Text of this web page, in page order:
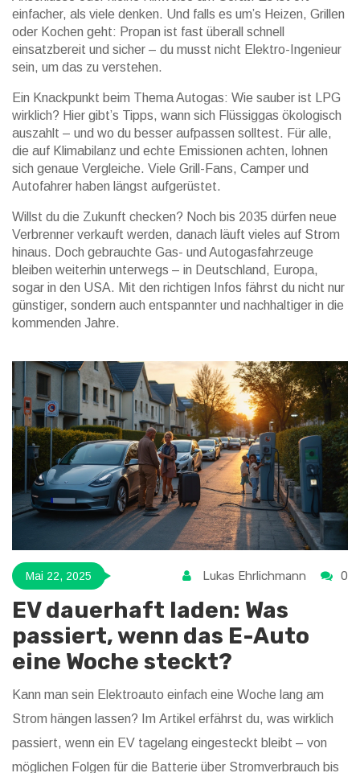
einfacher, als viele denken. Und falls es um’s Heizen, Grillen
oder Kochen geht: Propan ist fast überall schnell
einsatzbereit und sicher – du musst nicht Elektro-Ingenieur
sein, um das zu verstehen.
Ein Knackpunkt beim Thema Autogas: Wie sauber ist LPG
wirklich? Hier gibt’s Tipps, wann sich Flüssiggas ökologisch
auszahlt – und wo du besser aufpassen solltest. Für alle,
die auf Klimabilanz und echte Emissionen achten, lohnen
sich genaue Vergleiche. Viele Grill-Fans, Camper und
Autofahrer haben längst aufgerüstet.
Willst du die Zukunft checken? Noch bis 2035 dürfen neue
Verbrenner verkauft werden, danach läuft vieles auf Strom
hinaus. Doch gebrauchte Gas- und Autogasfahrzeuge
bleiben weiterhin unterwegs – in Deutschland, Europa,
sogar in den USA. Mit den richtigen Infos fährst du nicht nur
günstiger, sondern auch entspannter und nachhaltiger in die
kommenden Jahre.
Mai 22, 2025 Lukas Ehrlichmann 0
EV dauerhaft laden: Was
passiert, wenn das E-Auto
eine Woche steckt?
Kann man sein Elektroauto einfach eine Woche lang am
Strom hängen lassen? Im Artikel erfährst du, was wirklich
passiert, wenn ein EV tagelang eingesteckt bleibt – von
möglichen Folgen für die Batterie über Stromverbrauch bis